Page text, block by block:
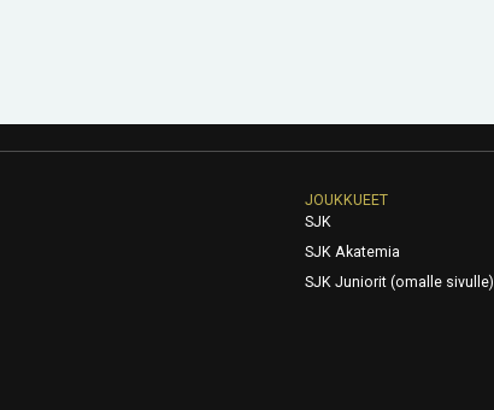
JOUKKUEET
SJK
SJK Akatemia
SJK Juniorit (omalle sivulle)